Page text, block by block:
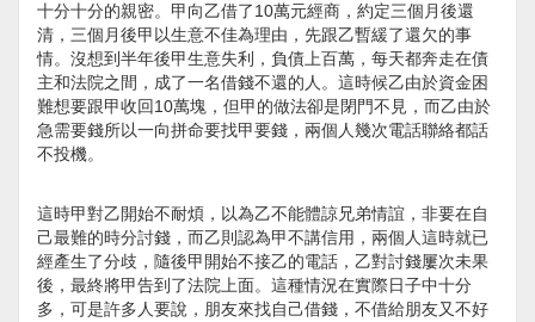
十分十分的親密。甲向乙借了10萬元經商，約定三個月後還
清，三個月後甲以生意不佳為理由，先跟乙暫緩了還欠的事
情。沒想到半年後甲生意失利，負債上百萬，每天都奔走在債
主和法院之間，成了一名借錢不還的人。這時候乙由於資金困
難想要跟甲收回10萬塊，但甲的做法卻是閉門不見，而乙由於
急需要錢所以一向拼命要找甲要錢，兩個人幾次電話聯絡都話
不投機。
這時甲對乙開始不耐煩，以為乙不能體諒兄弟情誼，非要在自
己最難的時分討錢，而乙則認為甲不講信用，兩個人這時就已
經產生了分歧，隨後甲開始不接乙的電話，乙對討錢屢次未果
後，最終將甲告到了法院上面。這種情況在實際日子中十分
多，可是許多人要說，朋友來找自己借錢，不借給朋友又不好